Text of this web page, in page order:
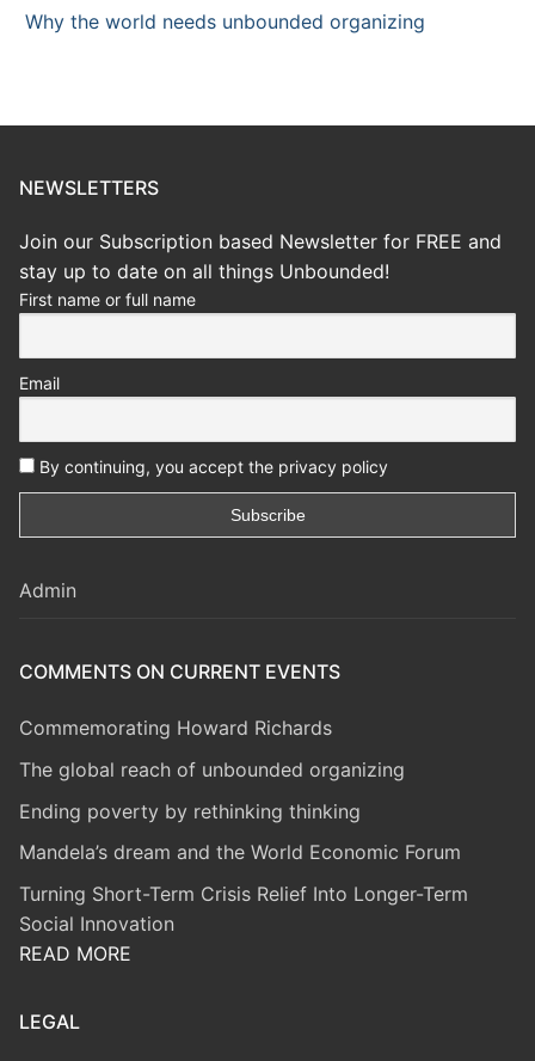
Why the world needs unbounded organizing
NEWSLETTERS
Join our Subscription based Newsletter for FREE and
stay up to date on all things Unbounded!
First name or full name
Email
By continuing, you accept the privacy policy
Admin
COMMENTS ON CURRENT EVENTS
Commemorating Howard Richards
The global reach of unbounded organizing
Ending poverty by rethinking thinking
Mandela’s dream and the World Economic Forum
Turning Short-Term Crisis Relief Into Longer-Term
Social Innovation
READ MORE
LEGAL